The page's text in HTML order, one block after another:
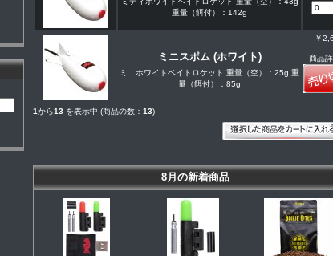
重量（餌付）：142g
ミニスポム (ホワイト)
ミニホワイトベイトロケット 重量（空）：25g 重
量（餌付）：85g
￥
商品
1から13 を表示中 (商品の数： 13)
8月の新着商品